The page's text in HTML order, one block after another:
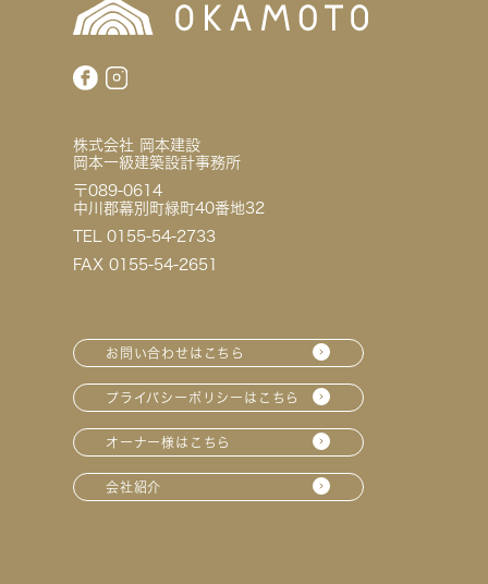
株式会社 岡本建設
岡本一級建築設計事務所
〒089-0614
中川郡幕別町緑町40番地32
TEL 0155-54-2733
FAX 0155-54-2651
お問い合わせはこちら
プライバシーポリシーはこちら
オーナー様はこちら
会社紹介